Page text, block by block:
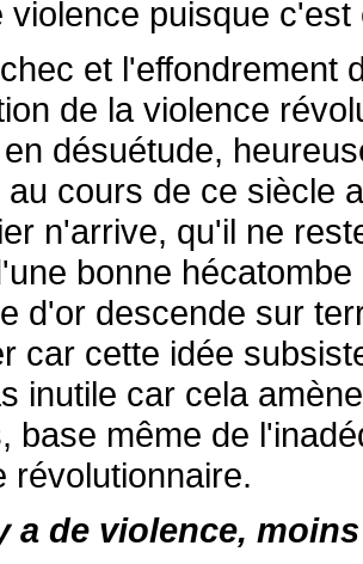
violence puisque
et l'effondrement
de la violence
désuétude,
au cours de ce siècle
n'arrive, qu'il ne
bonne
d'or descende sur
car cette idée
inutile car cela
base même de
révolutionnaire.
a de violence,